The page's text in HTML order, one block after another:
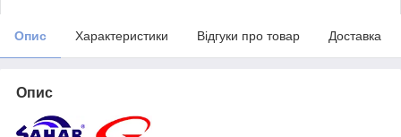
Опис Характеристики Відгуки про товар Доставка
Опис